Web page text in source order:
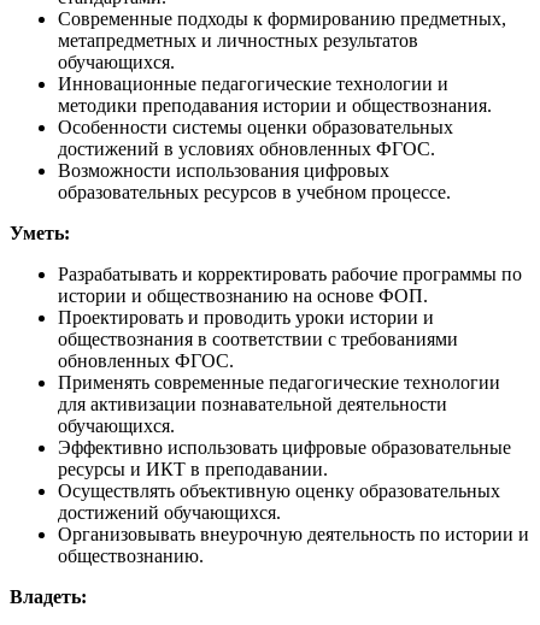
Современные подходы к формированию предметных,
метапредметных и личностных результатов
обучающихся.
Инновационные педагогические технологии и
методики преподавания истории и обществознания.
Особенности системы оценки образовательных
достижений в условиях обновленных ФГОС.
Возможности использования цифровых
образовательных ресурсов в учебном процессе.
Уметь:
Разрабатывать и корректировать рабочие программы по
истории и обществознанию на основе ФОП.
Проектировать и проводить уроки истории и
обществознания в соответствии с требованиями
обновленных ФГОС.
Применять современные педагогические технологии
для активизации познавательной деятельности
обучающихся.
Эффективно использовать цифровые образовательные
ресурсы и ИКТ в преподавании.
Осуществлять объективную оценку образовательных
достижений обучающихся.
Организовывать внеурочную деятельность по истории и
обществознанию.
Владеть: